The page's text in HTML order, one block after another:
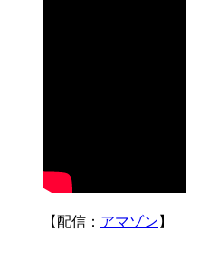
【配信： アマゾン 】